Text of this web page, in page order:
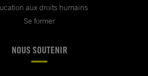
aux droits humains
Se former
NOUS SOUTENIR